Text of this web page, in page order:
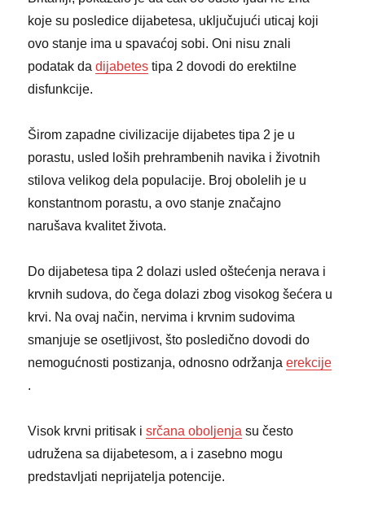
koje su posledice dijabetesa, uključujući uticaj koji
ovo stanje ima u spavaćoj sobi. Oni nisu znali
podatak dadijabetes tipa 2 dovodi do erektilne
disfunkcije.
Širom zapadne civilizacije dijabetes tipa 2 je u
porastu, usled loših prehrambenih navika i životnih
stilova velikog dela populacije. Broj obolelih je u
konstantnom porastu, a ovo stanje značajno
narušava kvalitet života.
Do dijabetesa tipa 2 dolazi usled oštećenja nerava i
krvnih sudova, do čega dolazi zbog visokog šećera u
krvi. Na ovaj način, nervima i krvnim sudovima
smanjuje se osetljivost, što posledično dovodi do
nemogućnosti postizanja, odnosno održanjaerekcije
.
Visok krvni pritisak isrčana oboljenja su često
udružena sa dijabetesom, a i zasebno mogu
predstavljati neprijatelja potencije.